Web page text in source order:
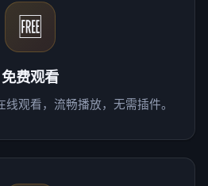
🆓
免费观看
观看，流畅播放，无需插件。